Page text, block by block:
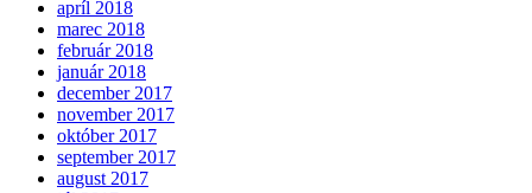
apríl 2018
marec 2018
február 2018
január 2018
december 2017
november 2017
október 2017
september 2017
august 2017